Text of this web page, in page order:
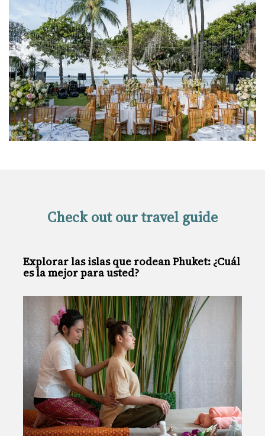
Check out our travel guide
Explorar las islas que rodean Phuket: ¿Cuál
es la mejor para usted?